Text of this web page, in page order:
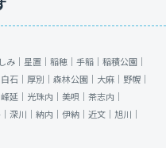
み｜ 星置｜ 稲穂｜ 手稲｜ 稲積公園｜
白石｜ 厚別｜ 森林公園｜ 大麻｜ 野幌｜
峰延｜ 光珠内｜ 美唄｜ 茶志内｜
深川｜ 納内｜ 伊納｜ 近文｜ 旭川｜